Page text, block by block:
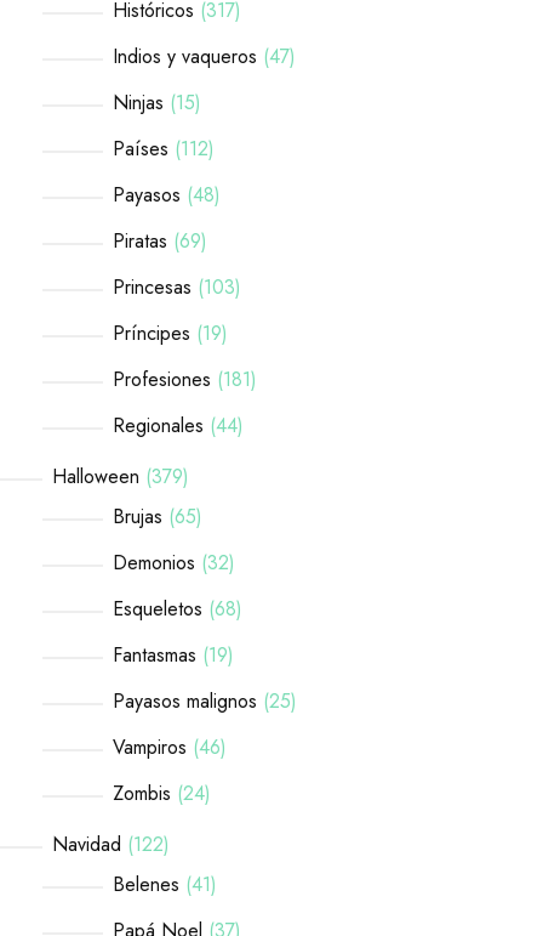
Históricos 317
Indios y vaqueros 47
Ninjas 15
Países 112
Payasos 48
Piratas 69
Princesas 103
Príncipes 19
Profesiones 181
Regionales 44
Halloween 379
Brujas 65
Demonios 32
Esqueletos 68
Fantasmas 19
Payasos malignos 25
Vampiros 46
Zombis 24
Navidad 122
Belenes 41